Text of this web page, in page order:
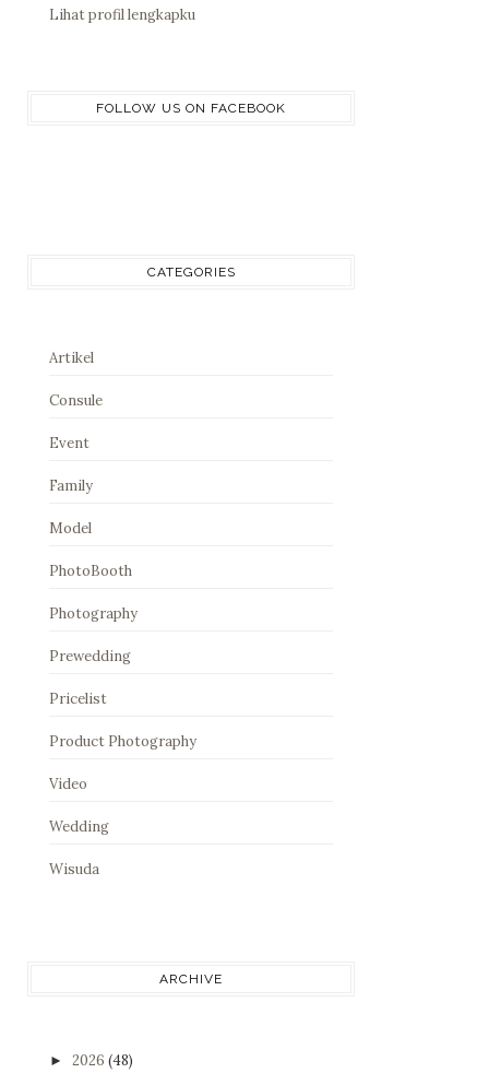
Lihat profil lengkapku
FOLLOW US ON FACEBOOK
CATEGORIES
Artikel
Consule
Event
Family
Model
PhotoBooth
Photography
Prewedding
Pricelist
Product Photography
Video
Wedding
Wisuda
ARCHIVE
► 2026 (48)